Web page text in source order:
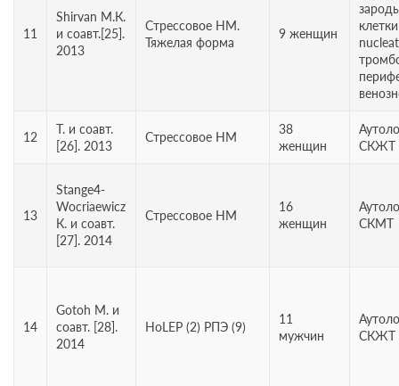
11
Shirvan М.К.
и соавт.[25].
2013
Стрессовое НМ.
Тяжелая форма
9 женщин
12
Т. и соавт.
[26]. 2013
Стрессовое НМ
38
женщин
СКЖТ
13
Stange4-
Wocriaewicz
К. и соавт.
[27]. 2014
Стрессовое НМ
16
женщин
СКМТ
14
Gotoh М. и
соавт. [28].
2014
HoLEP (2) РПЭ (9)
11
мужчин
СКЖТ